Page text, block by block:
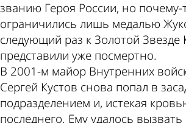
званию Героя России, но почему-
ограничились лишь медалью
следующий раз к Золотой Звезде
представили уже посмертно.
В 2001-м майор Внутренних
Сергей Кустов снова попал в
подразделением и, истекая
последнего. Ему удалось